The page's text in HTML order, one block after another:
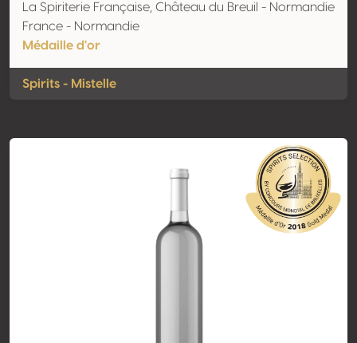
La Spiriterie Française, Château du Breuil - Normandie
France - Normandie
Médaille d'or
Spirits - Mistelle